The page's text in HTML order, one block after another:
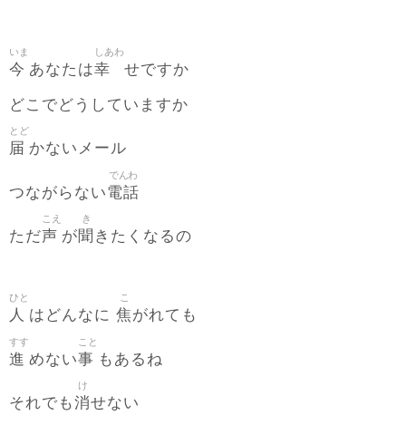
今
いま
あなたは幸
しあわ
せですか
どこでどうしていますか
届
とど
かないメール
つながらない電話
でんわ
ただ声
こえ
が聞
き
きたくなるの
人
ひと
はどんなに 焦
こ
がれても
進
すす
めない事
こと
もあるね
それでも消
け
せない